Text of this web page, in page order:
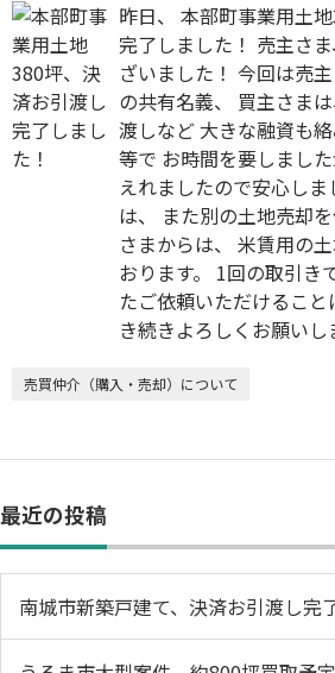
昨日、 本部町事業用土
完了しました！ 売主さ
ざいました！ 今回は売
の共有名義、 買主さま
渡しなど 大きな融資も
等で お時間を要しまし
えれましたので安心し
は、 また別の土地売却
さまからは、 米賃用の
おります。 1回の取引き
たご依頼いただけるこ
き続きよろしくお願いし
売買仲介（購入・売却）について
最近の投稿
南城市新築戸建て、決済お引渡し完